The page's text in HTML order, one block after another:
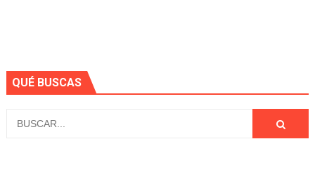
QUÉ BUSCAS